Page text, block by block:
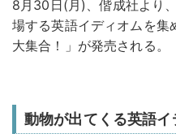
8月30日(月)、偕成社より
場する英語イディオムを集
大集合！」が発売される。
動物が出てくる英語イ